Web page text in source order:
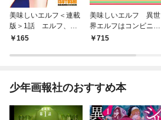
美味しいエルフ＜連載
版＞1話 エルフ、コ
ンビニおにぎりで天下
165
美味しいエルフ 異世
界エルフはコンビニお
にぎりで天下をとる
715
少年画報社のおすすめ本